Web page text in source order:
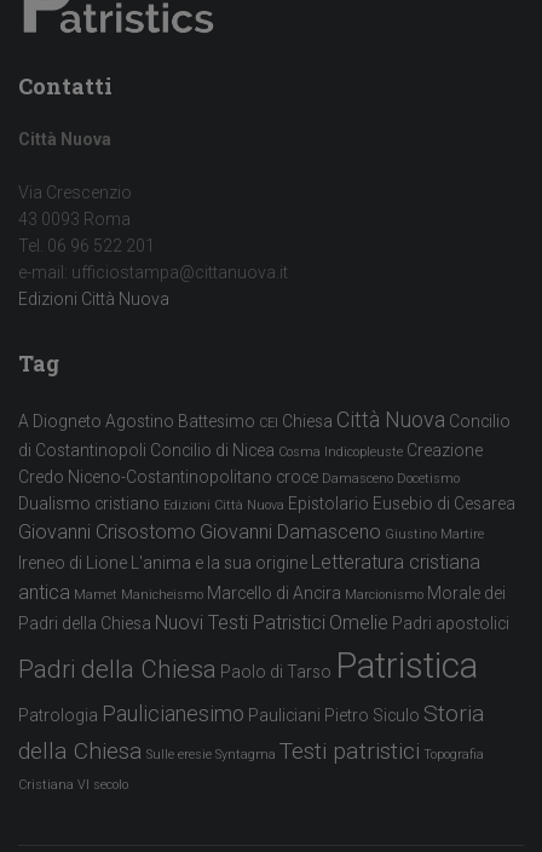
Contatti
Città Nuova
Via Crescenzio
43 0093 Roma
Tel. 06 96 522 201
e-mail: ufficiostampa@cittanuova.it
Edizioni Città Nuova
Tag
A Diogneto Agostino Battesimo CEI Chiesa Città Nuova Concilio
di Costantinopoli Concilio di Nicea Cosma Indicopleuste Creazione
Credo Niceno-Costantinopolitano croce Damasceno Docetismo
Dualismo cristiano Edizioni Città Nuova Epistolario Eusebio di Cesarea
Giovanni Crisostomo Giovanni Damasceno Giustino Martire
Ireneo di Lione L'anima e la sua origine Letteratura cristiana
antica Mamet Manicheismo Marcello di Ancira Marcionismo Morale dei
Padri della Chiesa Nuovi Testi Patristici Omelie Padri apostolici
Padri della Chiesa Paolo di Tarso Patristica
Patrologia Paulicianesimo Pauliciani Pietro Siculo Storia
della Chiesa Sulle eresie Syntagma Testi patristici Topografia
Cristiana VI secolo